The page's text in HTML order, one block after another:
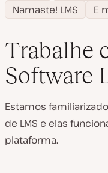
Namaste! LMS
E
Trabalhe
Software
Estamos
de LMS e elas
plataforma.